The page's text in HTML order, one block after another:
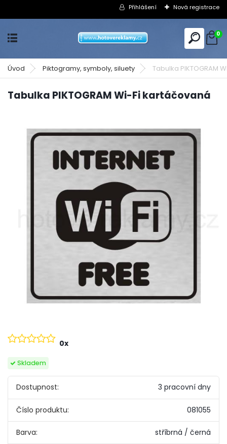
Přihlášení Nová registrace
0
Úvod Piktogramy, symboly, siluety Tabulka PIKTOGRAM
Tabulka PIKTOGRAM Wi-Fi kartáčovaná
Skladem
0x
Dostupnost: 3 pracovní dny
Číslo produktu: 081055
Barva: stříbrná / černá